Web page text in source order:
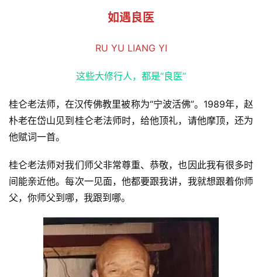
如遇良医
RU YU LIANG YI
这些大修行人，都是“良医”
桂仑老法师，在汉传佛教里被称为“宁波活佛”。1989年，赵
朴老在岱山见到桂仑老法师时，给他顶礼，请他摩顶，还为
他赋词一首。
桂仑老法师对我们师父非常尊重、恭敬，也因此我有很多时
间能亲近他。每次一见面，他都要跟我讲，我就想跟着你师
父，你师父到哪，我跟到哪。